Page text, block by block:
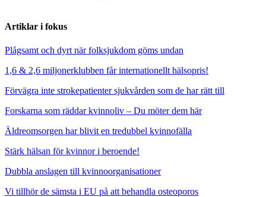
Artiklar i fokus
Plågsamt och dyrt när folksjukdom göms undan
1,6 & 2,6 miljonerklubben får internationellt hälsopris!
Förvägra inte strokepatienter sjukvården som de har rätt till
Forskarna som räddar kvinnoliv – Du möter dem här
Äldreomsorgen har blivit en tredubbel kvinnofälla
Stärk hälsan för kvinnor i beroende!
Dubbla anslagen till kvinnoorganisationer
Vi tillhör de sämsta i EU på att behandla osteoporos